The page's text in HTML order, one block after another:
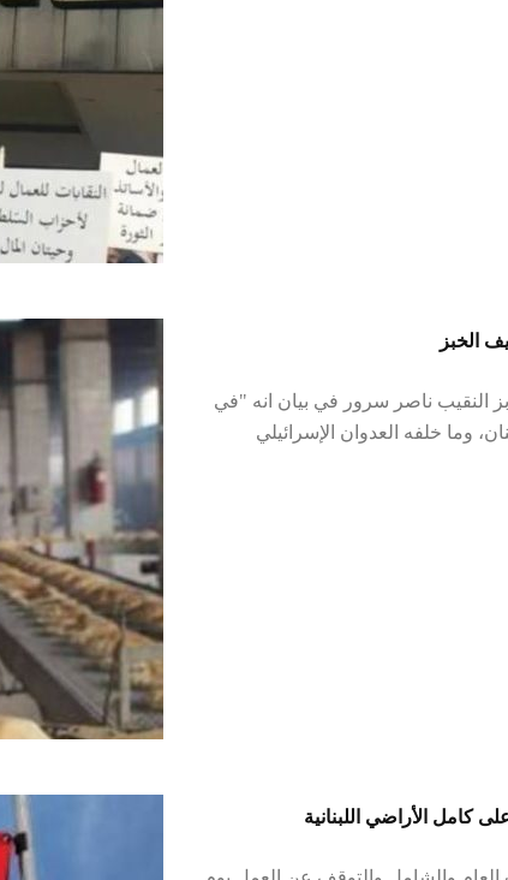
الخبز
النقيب ناصر سرور في بيان انه "في
وما خلفه العدوان الإسرائيلي
كامل الأراضي اللبنانية